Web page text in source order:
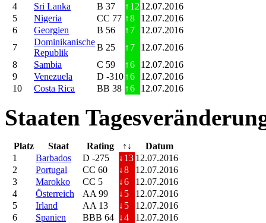
4
Sri Lanka B 37 ↑ 12 12.07.2016
5
Nigeria CC 77 ↑8
12.07.2016
6
Georgien B 56 ↑ 7
12.07.2016
7
Dominikanische
Republik
B 25 ↑ 7
12.07.2016
8
Sambia C 59 ↑6
12.07.2016
9
Venezuela D -310 ↑6
12.07.2016
10
Costa Rica BB 38 ↑6 12.07.2016
Staaten
Platz Staat Rating ↑↓
Datum
1
Barbados D -275 ↓ 13 12.07.2016
2
Portugal CC 60 ↓8
12.07.2016
3
Marokko CC 5 ↓6
12.07.2016
4
Österreich AA 99 ↓ 5
12.07.2016
5
Irland AA 13 ↓ 5
12.07.2016
6
Spanien BBB 64 ↓4
12.07.2016